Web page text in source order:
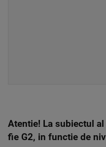
Atentie! La subiectul
fie G2, in functie de